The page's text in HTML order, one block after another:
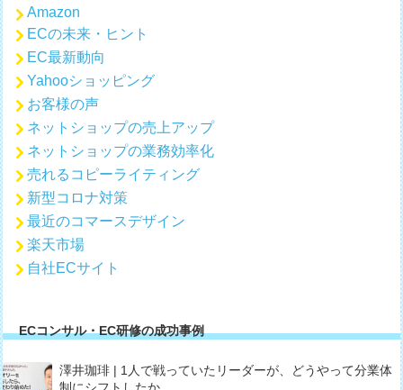
Amazon
ECの未来・ヒント
EC最新動向
Yahooショッピング
お客様の声
ネットショップの売上アップ
ネットショップの業務効率化
売れるコピーライティング
新型コロナ対策
最近のコマースデザイン
楽天市場
自社ECサイト
ECコンサル・EC研修の成功事例
澤井珈琲 | 1人で戦っていたリーダーが、どうやって分業体